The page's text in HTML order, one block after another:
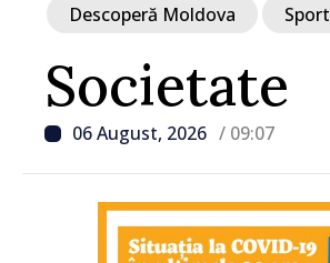
Societate
06 August, 2026 / 09:07
Descoperă Moldova Sport